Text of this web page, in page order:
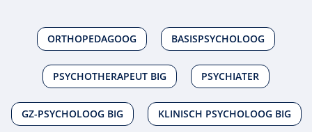
ORTHOPEDAGOOG BASISPSYCHOLOOG
PSYCHOTHERAPEUT BIG PSYCHIATER
GZ-PSYCHOLOOG BIG KLINISCH PSYCHOLOOG BIG